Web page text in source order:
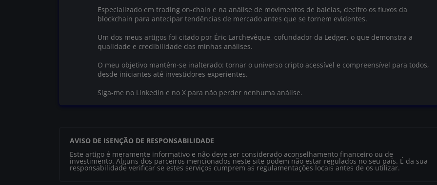
Especializado em trading on-chain e na análise de movimentos de baleias, decifro os fluxos da
blockchain para antecipar tendências de mercado antes que se tornem evidentes.
Um dos meus artigos foi citado por Éric Larchevêque, cofundador da Ledger, o que demonstra a
qualidade e credibilidade das minhas análises.
O meu objetivo mantém-se inalterado: tornar o universo cripto acessível e compreensível para todos,
desde iniciantes até investidores experientes.
Siga-me no LinkedIn e no X para não perder nenhuma análise.
AVISO DE ISENÇÃO DE RESPONSABILIDADE
Este artigo é meramente informativo e não deve ser considerado aconselhamento financeiro ou de
investimento. Alguns dos parceiros mencionados neste site podem não estar regulados no seu país. É da sua
responsabilidade verificar se estes serviços cumprem as regulamentações locais antes de os utilizar.